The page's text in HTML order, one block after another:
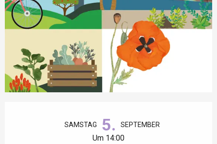
SAMSTAG 5. SEPTEMBER
Um 14:00